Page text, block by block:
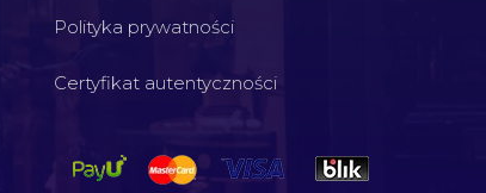
Polityka prywatności
Certyfikat autentyczności